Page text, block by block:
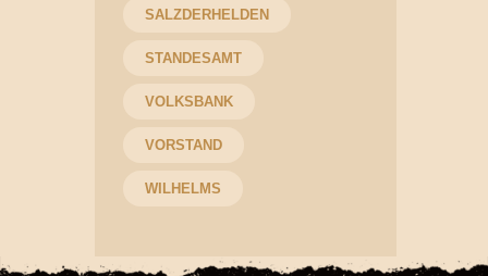
SALZDERHELDEN
STANDESAMT
VOLKSBANK
VORSTAND
WILHELMS